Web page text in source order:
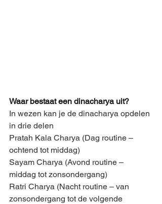
Waar bestaat een dinacharya uit?
In wezen kan je de dinacharya opdelen
in drie delen
Pratah Kala Charya (Dag routine –
ochtend tot middag)
Sayam Charya (Avond routine –
middag tot zonsondergang)
Ratri Charya (Nacht routine – van
zonsondergang tot de volgende